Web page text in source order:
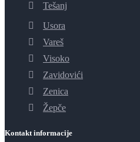
Tešanj
Usora
Vareš
Visoko
Zavidovići
Zenica
Žepče
Kontakt informacije